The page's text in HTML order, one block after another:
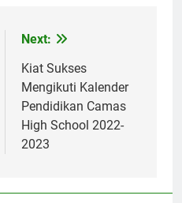
Next:
Kiat Sukses
Mengikuti Kalender
Pendidikan Camas
High School 2022-
2023